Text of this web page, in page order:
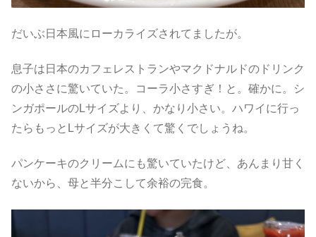
だいぶ日本風にローカライズされてましたが。
息子は日本のカフェレストランやマクドナルドのドリンク
の小ささに驚いていた。コーラ小さすぎ！と。確かに。シ
ンガポールのLサイズより、かなり小さい。ハワイに行っ
たらもっとLサイズが大きくて驚くでしょうね。
パンケーキのクリームにも驚いていたけど、あんまり甘く
ないから、母と半分こして余裕の完食。